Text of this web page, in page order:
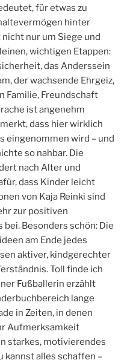
für etwas zu
hinter
nur um Siege und
wichtigen Etappen:
das Anderssein
der wachsende Ehrgeiz,
Familie, Freundschaft
ist angenehm
dass hier wirklich
eingenommen wird – und
so nahbar. Die
nach Alter und
dass Kinder leicht
von Kaja Reinki sind
zur positiven
Besonders schön: Die
am Ende jedes
aktiver, kindgerechter
Toll finde ich
Fußballerin erzählt
lange
in Zeiten, in denen
Aufmerksamkeit
starkes, motivierendes
kannst alles schaffen –